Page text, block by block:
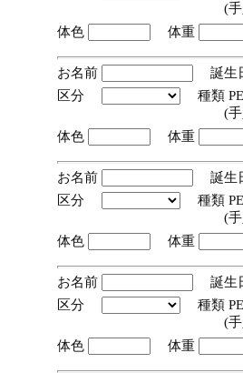
(手入
体色
体重
お名前 誕生
区分
種類
(手入
体色
体重
お名前 誕生
区分
種類
(手入
体色
体重
お名前 誕生
区分
種類
(手入
体色
体重